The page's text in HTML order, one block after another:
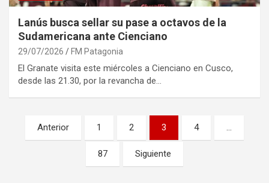
Lanús busca sellar su pase a octavos de la
Sudamericana ante Cienciano
29/07/2026 FM Patagonia
El Granate visita este miércoles a Cienciano en Cusco,
desde las 21.30, por la revancha de…
Paginación
de
Anterior 1 2 3 4 …
87 Siguiente